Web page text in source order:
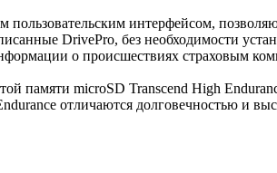
пользовательским интерфейсом,
DrivePro, без необходимости
о происшествиях страховым
памяти microSD Transcend High
отличаются долговечностью и